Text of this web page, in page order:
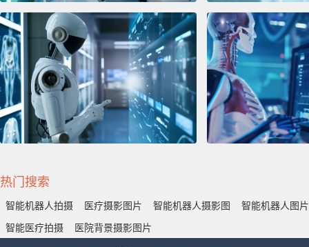
热门搜索
智能机器人拍摄 医疗摄影图片 智能机器人摄影图
智能机器人图片
智能医疗拍摄
医院背景摄影图片